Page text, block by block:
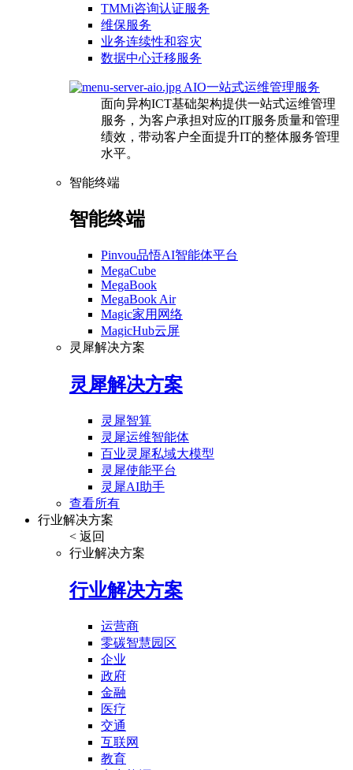
TMMi咨询认证服务
维保服务
业务连续性和容灾
数据中心迁移服务
AIO一站式运维管理服务
面向异构ICT基础架构提供一站式运维管理
服务，为客户承担对应的IT服务质量和管理
绩效，带动客户全面提升IT的整体服务管理
水平。
智能终端
智能终端
Pinvou品悟AI智能体平台
MegaCube
MegaBook
MegaBook Air
Magic家用网络
MagicHub云屏
灵犀解决方案
灵犀解决方案
灵犀智算
灵犀运维智能体
百业灵犀私域大模型
灵犀使能平台
灵犀AI助手
查看所有
行业解决方案
< 返回
行业解决方案
行业解决方案
运营商
零碳智慧园区
企业
政府
金融
医疗
交通
互联网
教育